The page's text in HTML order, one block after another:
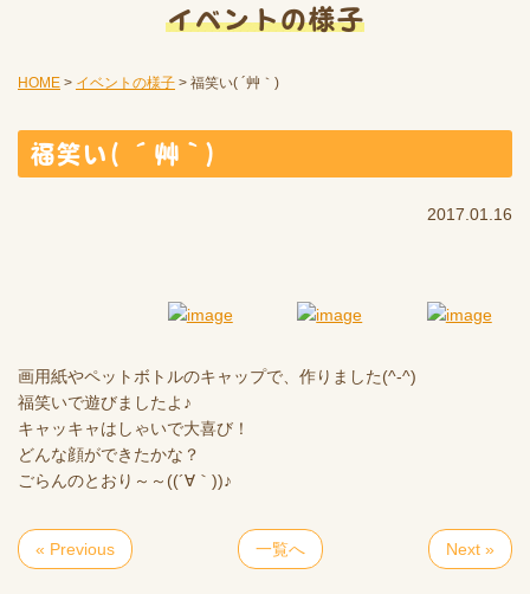
イベントの様子
HOME > イベントの様子 > 福笑い( ´艸｀)
福笑い( ´艸｀)
2017.01.16
画用紙やペットボトルのキャップで、作りました(^-^)
福笑いで遊びましたよ♪
キャッキャはしゃいで大喜び！
どんな顔ができたかな？
ごらんのとおり～～((´∀｀))♪
« Previous 一覧へ Next »